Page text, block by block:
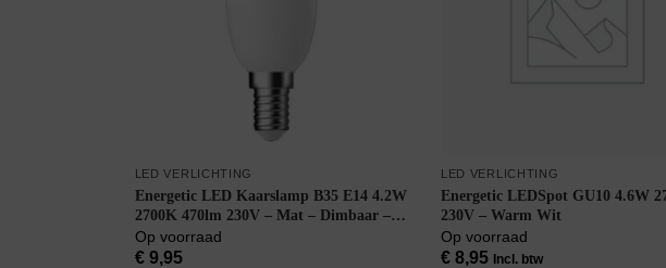
LED VERLICHTING
Energetic LED Kaarslamp B35 E14 4.2W
2700K 470lm 230V – Mat – Dimbaar –
Warm Wit
Op voorraad
€9,95
LED VERLICHTING
Energetic LEDSpot GU10 4.6W
230V – Warm Wit
Op voorraad
€8,95 Incl. btw